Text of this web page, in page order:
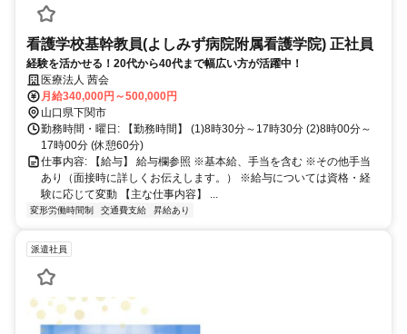
看護学校基幹教員(よしみず病院附属看護学院) 正社員
経験を活かせる！20代から40代まで幅広い方が活躍中！
医療法人 茜会
月給340,000円～500,000円
山口県下関市
勤務時間・曜日: 【勤務時間】 (1)8時30分～17時30分 (2)8時00分～
17時00分 (休憩60分)
仕事内容: 【給与】 給与欄参照 ※基本給、手当を含む ※その他手当
あり（面接時に詳しくお伝えします。） ※給与については資格・経
験に応じて変動 【主な仕事内容】 ...
変形労働時間制 交通費支給 昇給あり
派遣社員